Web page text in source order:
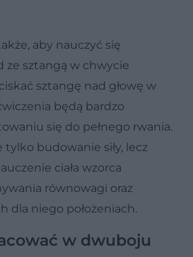
aby nauczyć się
ze sztangą w chwycie
sztangę nad głowę w
będą bardzo
się do pełnego rwania.
tylko budowanie siły, lecz
ciała wzorca
równowagi oraz
dla niego położeniach.
w dwuboju